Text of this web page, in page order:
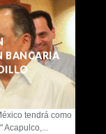
BANCARIA
tendrá como
Acapulco,...